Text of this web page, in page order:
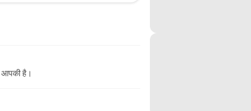
आपकी है।